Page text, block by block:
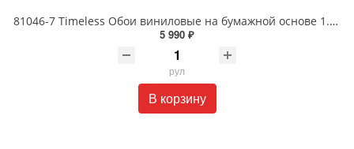
81046-7 Timeless Обои виниловые на бумажной основе 1.06*15.5
5 990 ₽
рул
В корзину